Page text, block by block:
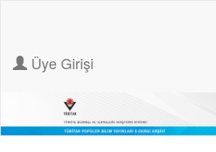
Üye Girişi